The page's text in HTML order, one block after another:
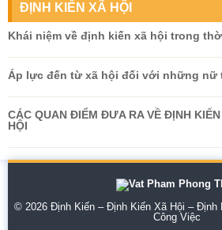
ĐỊNH KIẾN XÃ HỘI
Khái niệm về định kiến xã hội trong
Áp lực đến từ xã hội đối với những nữ
CÁC QUAN ĐIỂM ĐƯA RA VỀ ĐỊNH
HỘI
© 2026 Định Kiến – Định Kiến Xã Hội –
Công Việc